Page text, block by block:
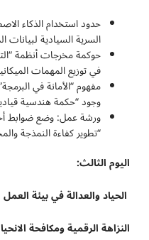
حدود استخدام الذكاء
السرية السيادية لبيانات
حوكمة مخرجات أنظمة
في توزيع المهمات
مفهوم “الأمانة في
وجود “حكمة هندسية
ورشة عمل: وضع ضوابط
“تطوير كفاءة النمذجة
اليوم الثالث:
الحياد والعدالة في بيئة العمل
النزاهة الرقمية ومكافحة